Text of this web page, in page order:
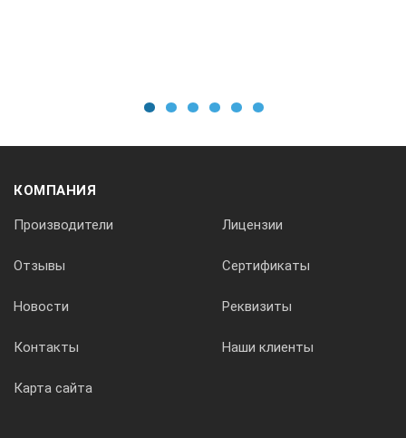
КОМПАНИЯ
Производители Лицензии
Отзывы Сертификаты
Новости Реквизиты
Контакты Наши клиенты
Карта сайта